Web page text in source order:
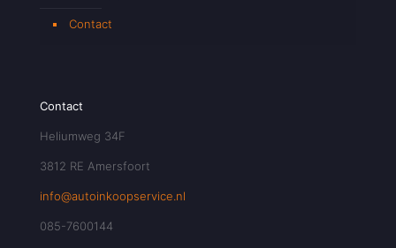
Contact
Contact
Heliumweg 34F
3812 RE Amersfoort
info@autoinkoopservice.nl
085-7600144